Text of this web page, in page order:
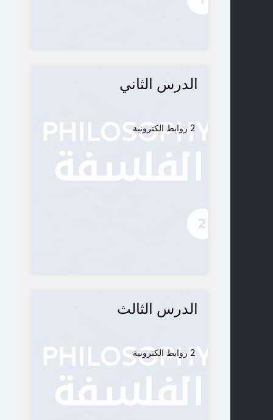
الدرس الثاني
2 روابط الكترونية
الدرس الثالث
2 روابط الكترونية